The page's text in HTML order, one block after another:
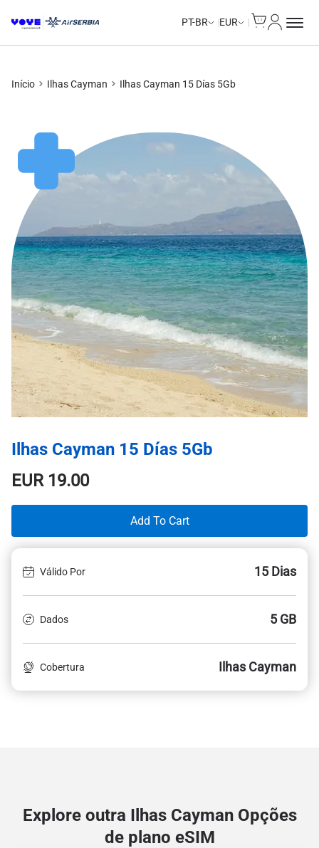
PT-BR EUR
Início Ilhas Cayman Ilhas Cayman 15 Días 5Gb
Ilhas Cayman 15 Días 5Gb
EUR19.00
Add To Cart
Válido Por 15 Dias
Dados 5 GB
Cobertura Ilhas Cayman
Explore outra Ilhas Cayman Opções
de plano eSIM